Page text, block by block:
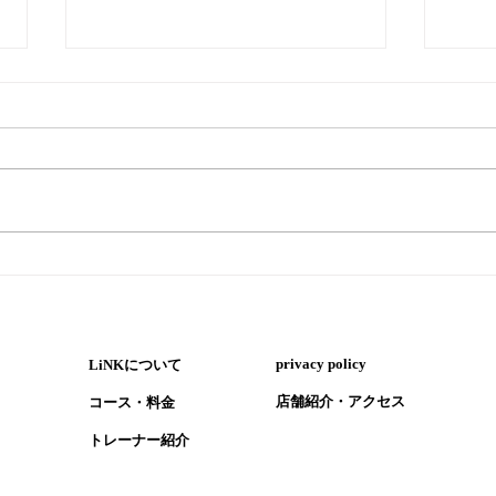
LiNKについて
コース・​料金
​トレーナー紹介
​privacy policy
​店舗紹介・アクセス